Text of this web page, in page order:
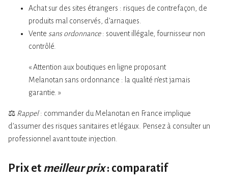
Achat sur des sites étrangers : risques de contrefaçon, de
produits mal conservés, d’arnaques.
Vente sans ordonnance: souvent illégale, fournisseur non
contrôlé.
« Attention aux boutiques en ligne proposant
Melanotan sans ordonnance : la qualité n’est jamais
garantie. »
⚖️ Rappel: commander du Melanotan en France implique
d’assumer des risques sanitaires et légaux. Pensez à consulter un
professionnel avant toute injection.
Prix et meilleur prix: comparatif